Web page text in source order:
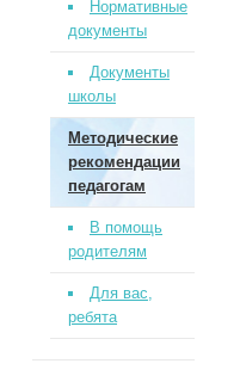
Нормативные
документы
Документы
школы
Методические
рекомендации
педагогам
В помощь
родителям
Для вас,
ребята